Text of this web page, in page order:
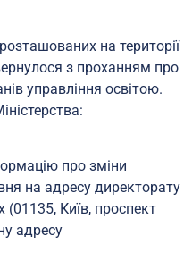
на території
з проханням про
управління освітою.
про зміни
на адресу директорату
(01135, Київ, проспект
адресу